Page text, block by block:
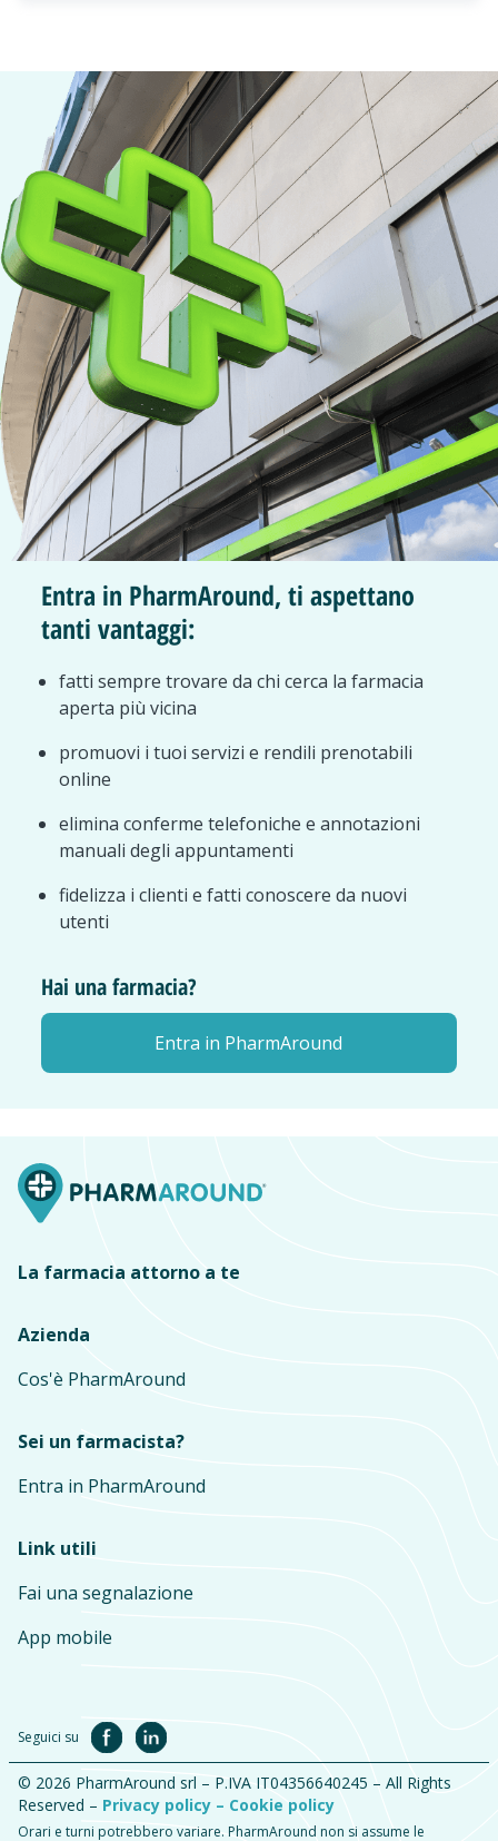
Entra in PharmAround, ti aspettano
tanti vantaggi:
fatti sempre trovare da chi cerca la farmacia
aperta più vicina
promuovi i tuoi servizi e rendili prenotabili
online
elimina conferme telefoniche e annotazioni
manuali degli appuntamenti
fidelizza i clienti e fatti conoscere da nuovi
utenti
Hai una farmacia?
Entra in PharmAround
La farmacia attorno a te
Azienda
Cos'è PharmAround
Sei un farmacista?
Entra in PharmAround
Link utili
Fai una segnalazione
App mobile
Seguici su
© 2026 PharmAround srl – P.IVA IT04356640245 – All Rights
Reserved – Privacy policy – Cookie policy
Orari e turni potrebbero variare. PharmAround non si assume le